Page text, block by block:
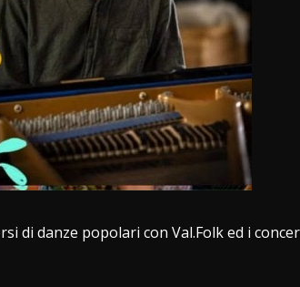
di danze popolari con Val.Folked i